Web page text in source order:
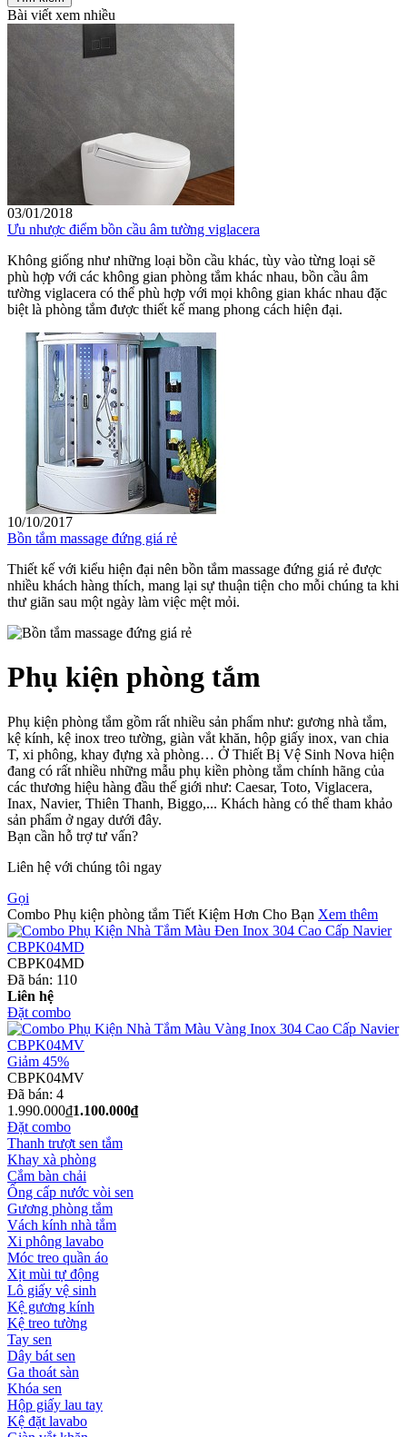
Bài viết xem nhiều
03/01/2018
Ưu nhược điểm bồn cầu âm tường viglacera
Không giống như những loại bồn cầu khác, tùy vào từng loại sẽ
phù hợp với các không gian phòng tắm khác nhau, bồn cầu âm
tường viglacera có thể phù hợp với mọi không gian khác nhau đặc
biệt là phòng tắm được thiết kế mang phong cách hiện đại.
10/10/2017
Bồn tắm massage đứng giá rẻ
Thiết kế với kiểu hiện đại nên bồn tắm massage đứng giá rẻ được
nhiều khách hàng thích, mang lại sự thuận tiện cho mỗi chúng ta khi
thư giãn sau một ngày làm việc mệt mỏi.
Phụ kiện phòng tắm
Phụ kiện phòng tắm gồm rất nhiều sản phẩm như: gương nhà tắm,
kệ kính, kệ inox treo tường, giàn vắt khăn, hộp giấy inox, van chia
T, xi phông, khay đựng xà phòng… Ở Thiết Bị Vệ Sinh Nova hiện
đang có rất nhiều những mẫu phụ kiền phòng tắm chính hãng của
các thương hiệu hàng đầu thế giới như: Caesar, Toto, Viglacera,
Inax, Navier, Thiên Thanh, Biggo,... Khách hàng có thể tham khảo
sản phẩm ở ngay dưới đây.
Bạn cần hỗ trợ tư vấn?
Liên hệ với chúng tôi ngay
Gọi
Combo Phụ kiện phòng tắm Tiết Kiệm Hơn Cho Bạn Xem thêm
CBPK04MD
Đã bán: 110
Liên hệ
Đặt combo
Giảm 45%
CBPK04MV
Đã bán: 4
1.990.000₫1.100.000₫
Đặt combo
Thanh trượt sen tắm
Khay xà phòng
Cắm bàn chải
Ống cấp nước vòi sen
Gương phòng tắm
Vách kính nhà tắm
Xi phông lavabo
Móc treo quần áo
Xịt mùi tự động
Lô giấy vệ sinh
Kệ gương kính
Kệ treo tường
Tay sen
Dây bát sen
Ga thoát sàn
Khóa sen
Hộp giấy lau tay
Kệ đặt lavabo